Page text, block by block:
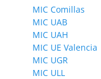
MIC Comillas
MIC UAB
MIC UAH
MIC UE Valencia
MIC UGR
MIC ULL